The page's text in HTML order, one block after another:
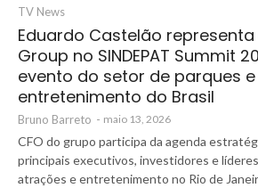
TV News
Eduardo Castelão
Group no SINDEPAT Summit
evento do setor de parques e
entretenimento do Brasil
Bruno Barreto - maio 13, 2026
CFO do grupo participa da agenda
principais executivos, investidores e
atrações e entretenimento no Rio de